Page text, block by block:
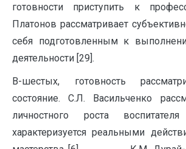
готовности приступить к
Платонов рассматривает
себя подготовленным к
деятельности [29].
В-шестых, готовность
состояние. С.Л. Васильченко
личностного роста
характеризуется реальными